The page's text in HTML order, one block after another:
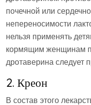
почечной или
непереносимости
нельзя применять
кормящим женщинам
дротаверина следует
2. Креон
В состав этого